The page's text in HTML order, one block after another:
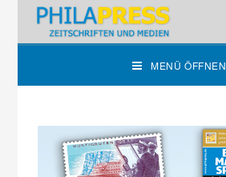
MENÜ ÖFFNEN